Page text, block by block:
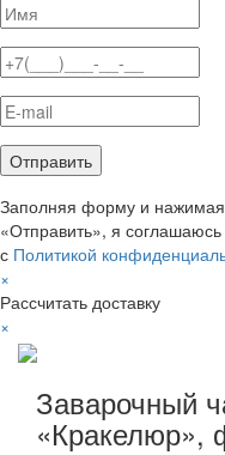
Заполняя форму и нажимая
«Отправить», я соглашаюсь
с Политикой
×
Рассчитать доставку
×
Заварочный
«Кракелюр»,